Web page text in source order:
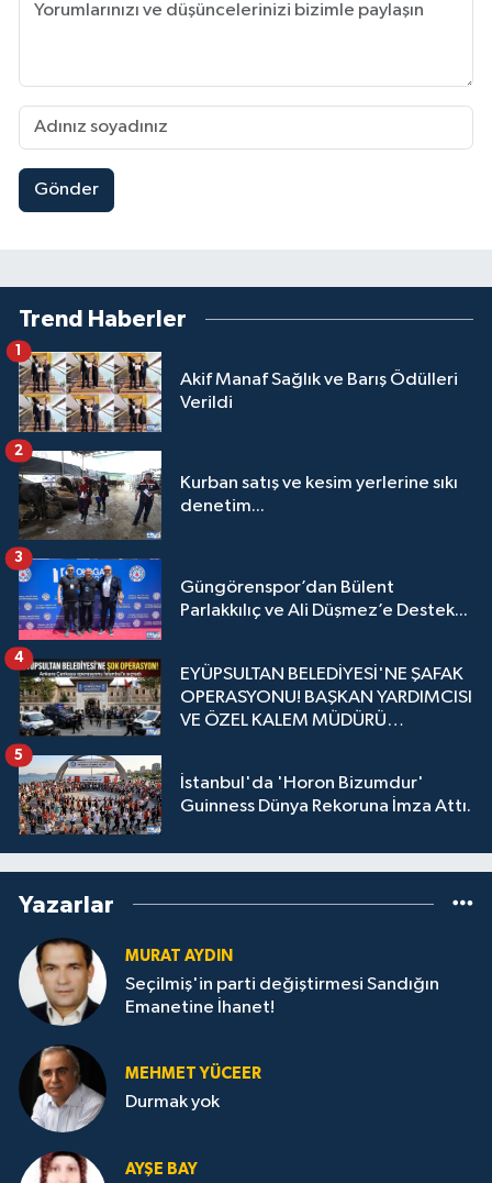
Gönder
Trend Haberler
Akif Manaf Sağlık ve Barış Ödülleri
Verildi
1
Kurban satış ve kesim yerlerine sıkı
denetim...
2
Güngörenspor’dan Bülent
Parlakkılıç ve Ali Düşmez’e Destek...
3
EYÜPSULTAN BELEDİYESİ'NE ŞAFAK
OPERASYONU! BAŞKAN YARDIMCISI
VE ÖZEL KALEM MÜDÜRÜ
4
İstanbul'da 'Horon Bizumdur'
Guinness Dünya Rekoruna İmza Attı.
5
Yazarlar
MURAT AYDIN
Seçilmiş'in parti değiştirmesi Sandığın
Emanetine İhanet!
MEHMET YÜCEER
Durmak yok
AYŞE BAY